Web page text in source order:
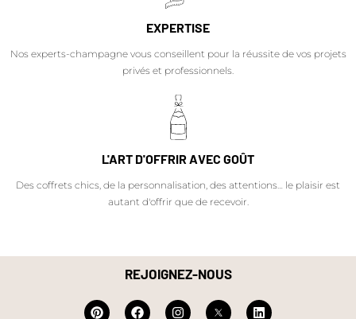
EXPERTISE
Nos experts-champagne vous conseillent pour la réussite de vos projets
privés et professionnels.
L'ART D'OFFRIR AVEC GOÛT
Des coffrets chics, de la personnalisation, des attentions… le plaisir est
autant d'offrir que de recevoir.
REJOIGNEZ-NOUS